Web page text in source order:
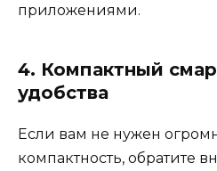
приложениями.
4. Компактный
удобства
Если вам не нужен
компактность, обратите